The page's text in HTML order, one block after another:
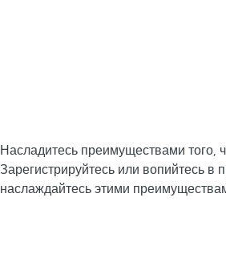
Насладитесь преимуществами того,
Зарегистрируйтесь или вопийтесь в
наслаждайтесь этими